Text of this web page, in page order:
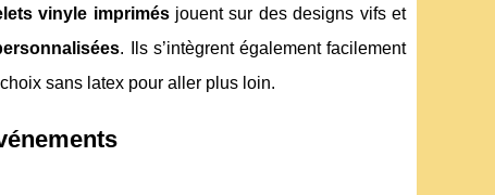
vinyle imprimésjouent sur des designs vifs et
. Ils s’intègrent également facilement
sans latex pour aller plus loin.